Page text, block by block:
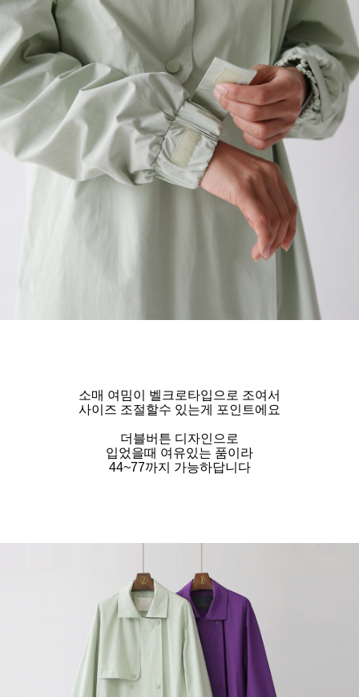
소매 여밈이 벨크로타입으로 조여서
사이즈 조절할수 있는게 포인트에요
더블버튼 디자인으로
입었을때 여유있는 품이라
44~77까지 가능하답니다